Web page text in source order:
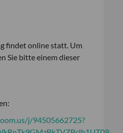
findet online statt. Um
Sie bitte einem dieser
j/94505662725?